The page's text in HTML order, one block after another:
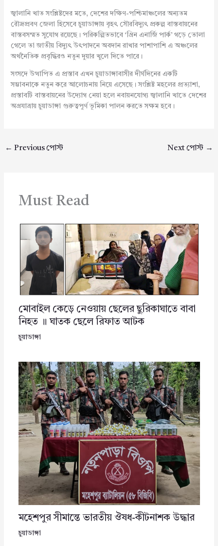
জ্বালানি খাত সংশ্লিষ্টদের মতে, দেশের দক্ষিণ-পশ্চিমাঞ্চলের অন্যতম
রৌদ্রপ্রবণ জেলা হিসেবে চুয়াডাঙ্গায় বৃহৎ সৌরবিদ্যুৎ প্রকল্প বাস্তবায়নের
বাস্তবসম্মত সুযোগ রয়েছে। পরিকল্পিতভাবে ‘গ্রিন এনার্জি পার্ক’ গড়ে তোলা
গেলে তা জাতীয় বিদ্যুৎ উৎপাদনে অবদান রাখার পাশাপাশি এ অঞ্চলের
অর্থনৈতিক প্রবৃদ্ধিরও নতুন দুয়ার খুলে দিতে পারে।
সংসদে উত্থাপিত এ প্রস্তাব এখন চুয়াডাঙ্গাবাসীর দীর্ঘদিনের একটি
সম্ভাবনাকে নতুন করে আলোচনায় নিয়ে এসেছে। সংশ্লিষ্ট মহলের প্রত্যাশা,
প্রস্তাবটি বাস্তবায়নের উদ্যোগ নেয়া হলে নবায়নযোগ্য জ্বালানি খাতে দেশের
অগ্রযাত্রায় চুয়াডাঙ্গা গুরুত্বপূর্ণ ভূমিকা পালন করতে সক্ষম হবে।
← Previous পোস্ট Next পোস্ট →
Must Read
মোবাইল কেড়ে নেওয়ায় ছেলের ছুরিকাঘাতে বাবা
নিহত ॥ ঘাতক ছেলে রিফাত আটক
চুয়াডাঙ্গা
মহেশপুর সীমান্তে ভারতীয় ঔষধ-কীটনাশক উদ্ধার
চুয়াডাঙ্গা